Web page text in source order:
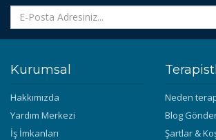
Kurumsal
Hakkımızda
Yardım Merkezi
İş İmkanları
Neden
Blog
Şartlar &